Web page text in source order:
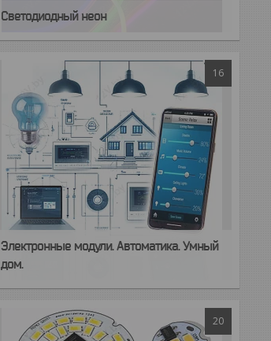
Светодиодный неон
16
Электронные модули. Автоматика. Умный
дом.
20